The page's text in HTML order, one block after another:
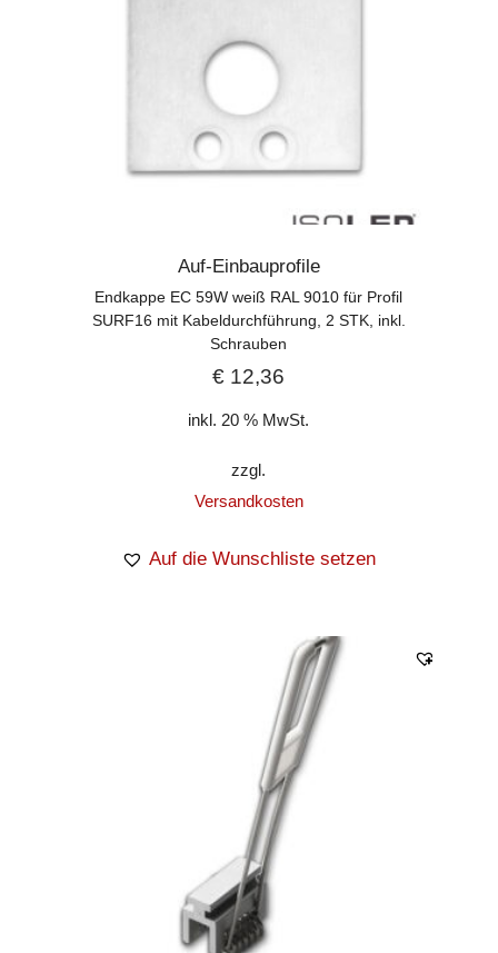
Auf-Einbauprofile
Endkappe EC 59W weiß RAL 9010 für Profil
SURF16 mit Kabeldurchführung, 2 STK, inkl.
Schrauben
€ 12,36
inkl. 20 % MwSt.
zzgl.
Versandkosten
Auf die Wunschliste setzen